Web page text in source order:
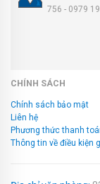
756 - 0979
CHÍNH SÁCH
Chính sách bảo mật
Liên hệ
Phương thức thanh
Thông tin về điều kiện